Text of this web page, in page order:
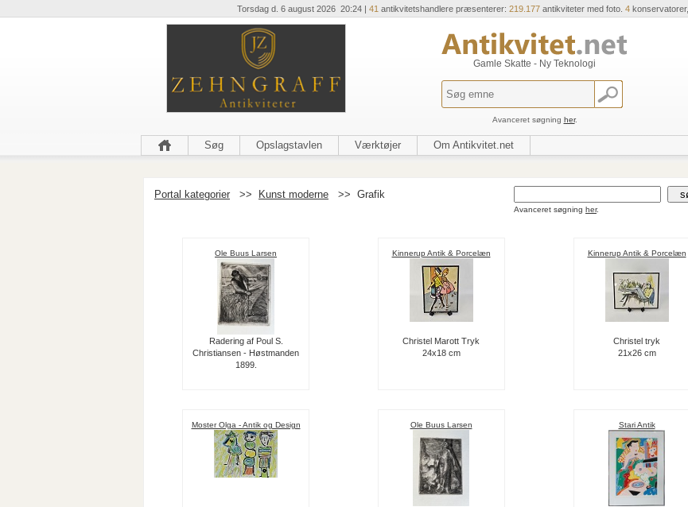
Torsdag d. 6 august 2026 20:24 | 41 antikvitetshandlere præsenterer: 219.177 antikviteter med foto. 4 konservatorer,
Gamle Skatte - Ny Teknologi
Avanceret søgning her.
Søg Opslagstavlen Værktøjer Om Antikvitet.net
Portal kategorier >> Kunst moderne >> Grafik
Avanceret søgning her.
Ole Buus Larsen
Radering af Poul S.
Christiansen - Høstmanden
1899.
Kinnerup Antik & Porcelæn
Christel Marott Tryk
24x18 cm
Kinnerup Antik & Porcelæn
Christel tryk
21x26 cm
Moster Olga - Antik og Design Ole Buus Larsen Stari Antik